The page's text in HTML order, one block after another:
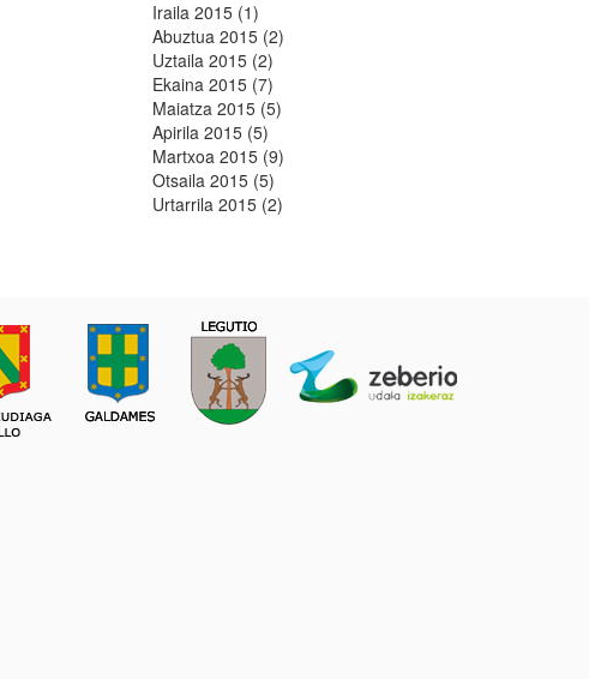
Iraila 2015 (1)
Abuztua 2015 (2)
Uztaila 2015 (2)
Ekaina 2015 (7)
Maiatza 2015 (5)
Apirila 2015 (5)
Martxoa 2015 (9)
Otsaila 2015 (5)
Urtarrila 2015 (2)